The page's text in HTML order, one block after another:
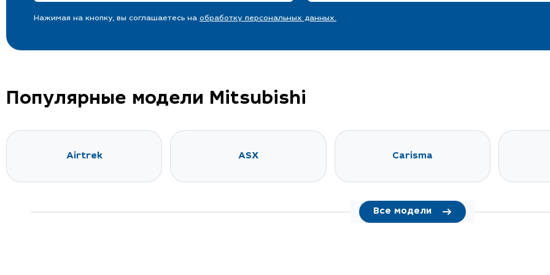
Нажимая на кнопку, вы соглашаетесь на обработку персональных данных.
Популярные модели Mitsubishi
Airtrek ASX Carisma
Все модели